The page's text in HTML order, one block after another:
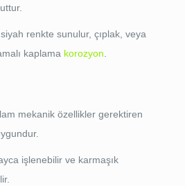
renkte sunulur, çıplak, veya
kaplama korozyon
mekanik özellikler gerektiren
işlenebilir ve karmaşık